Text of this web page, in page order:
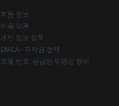
제품 정보
이용 약관
개인 정보 정책
DMCA - 저작권 정책
모델 번호: 공급망 투명성 행위